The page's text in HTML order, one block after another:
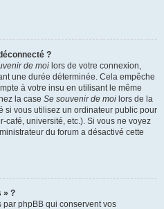
?
de moi lors de votre connexion,
une durée déterminée. Cela empêche
à votre insu en utilisant le même
la case Se souvenir de moi lors de la
si vous utilisez un ordinateur public pour
café, université, etc.). Si vous ne voyez
du forum a désactivé cette
» ?
phpBB qui conservent vos